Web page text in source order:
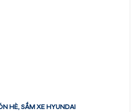
HÈ, SẮM XE HYUNDAI